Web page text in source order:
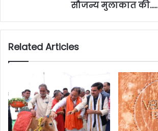
सौजन्य मुलाकात की…..
Related Articles